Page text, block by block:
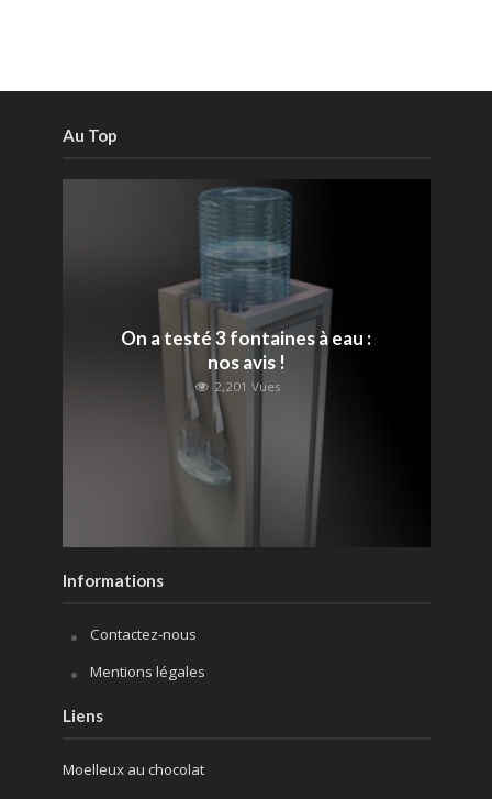
Au Top
On a testé 3 fontaines à eau :
nos avis !
2,201 Vues
Informations
Contactez-nous
Mentions légales
Liens
Moelleux au chocolat